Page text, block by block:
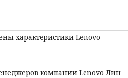
характеристики Lenovo
компании Lenovo Лин